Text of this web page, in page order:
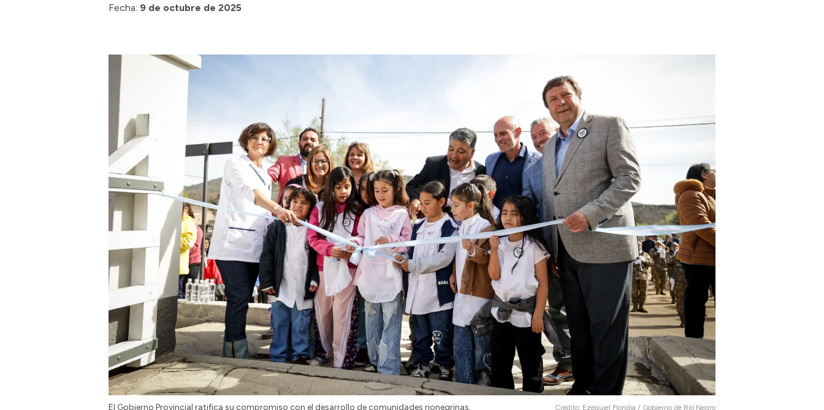
Fecha: 9 de octubre de 2025
El Gobierno Provincial ratifica su compromiso con el desarrollo de comunidades rionegrinas. Crédito: Ezequiel Floridia / Gobierno de Río Negro